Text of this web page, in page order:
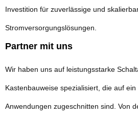
Investition für zuverlässige und
Stromversorgungslösungen.
Partner mit uns
Wir haben uns auf leistungsstarke
Kastenbauweise spezialisiert, die auf
Anwendungen zugeschnitten sind. Von